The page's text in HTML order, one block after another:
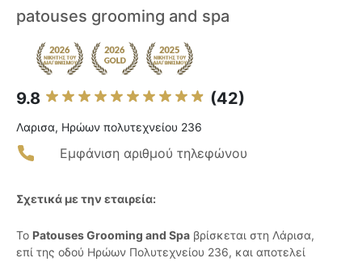
patouses grooming and spa
9.8 (42)
Λαρισα, Ηρώων πολυτεχνείου 236
Εμφάνιση αριθμού τηλεφώνου
Σχετικά με την εταιρεία:
Το Patouses Grooming and Spa βρίσκεται στη Λάρισα,
επί της οδού Ηρώων Πολυτεχνείου 236, και αποτελεί